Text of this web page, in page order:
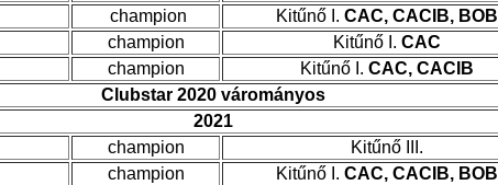
champion Kitűnő I. CAC, CACIB, BOB
champion Kitűnő I. CAC
champion Kitűnő I. CAC, CACIB
Clubstar 2020 várományos
2021
champion Kitűnő III.
champion Kitűnő I. CAC, CACIB, BOB